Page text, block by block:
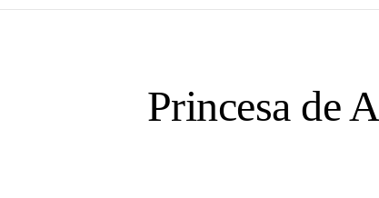
Princesa de